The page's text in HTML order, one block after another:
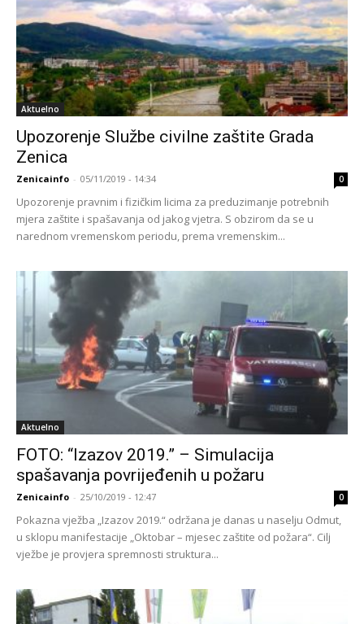
Aktuelno
Upozorenje Službe civilne zaštite Grada
Zenica
Zenicainfo - 05/11/2019 - 14:34 0
Upozorenje pravnim i fizičkim licima za preduzimanje potrebnih
mjera zaštite i spašavanja od jakog vjetra. S obzirom da se u
narednom vremenskom periodu, prema vremenskim...
Aktuelno
FOTO: “Izazov 2019.” – Simulacija
spašavanja povrijeđenih u požaru
Zenicainfo - 25/10/2019 - 12:47 0
Pokazna vježba „Izazov 2019.“ održana je danas u naselju Odmut,
u sklopu manifestacije „Oktobar – mjesec zaštite od požara“. Cilj
vježbe je provjera spremnosti struktura...